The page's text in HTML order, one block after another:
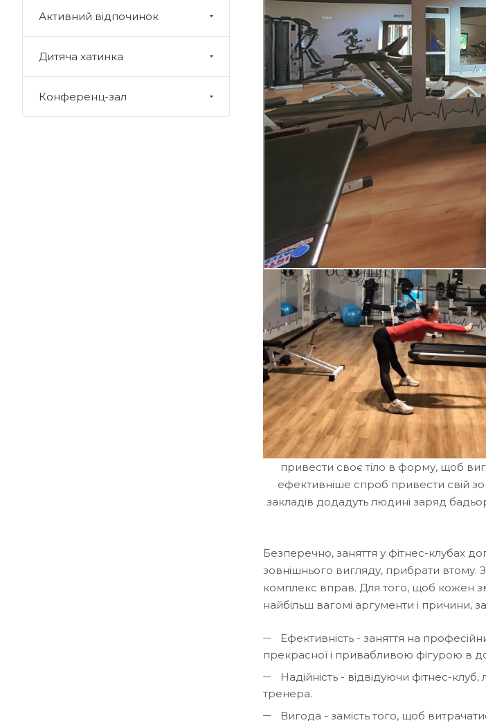
привести своє тіло в форму, щоб
ефективніше спроб привести свій
закладів додадуть людині заряд
Безперечно, заняття у фітнес-клубах
зовнішнього вигляду, прибрати
комплекс вправ. Для того, щоб кожен
найбільш вагомі аргументи і причини,
Ефективність - заняття на
прекрасної і привабливою фігурою в
Надійність - відвідуючи фітнес-
тренера.
Вигода - замість того, щоб
Активний відпочинок
Дитяча хатинка
Конференц-зал